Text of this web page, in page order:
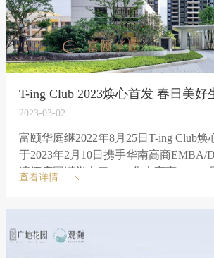
T-ing Club 2023焕心首发 春日美好
2023-03-02
富颐华庭继2022年8月25日T-ing Club焕
于2023年2月10日携手华南高商EMBA/
湾酒店圆满举办了2023华南高商EMBA
查看详情